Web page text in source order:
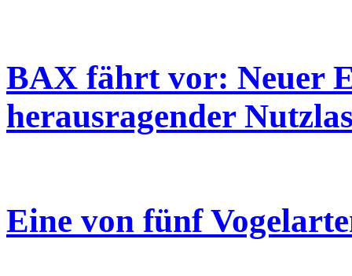
BAX fährt vor: Neuer
herausragender
Eine von fünf